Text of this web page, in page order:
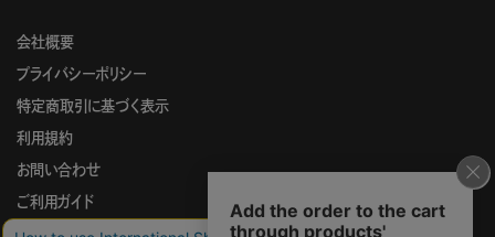
会社概要
プライバシーポリシー
特定商取引に基づく表示
利用規約
お問い合わせ
ご利用ガイド